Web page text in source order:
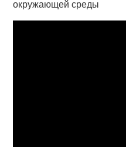
окружающей среды